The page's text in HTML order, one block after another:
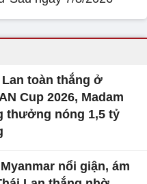
Lan toàn thắng ở
Cup 2026, Madam
thưởng nóng 1,5 tỷ
nổi giận, ám